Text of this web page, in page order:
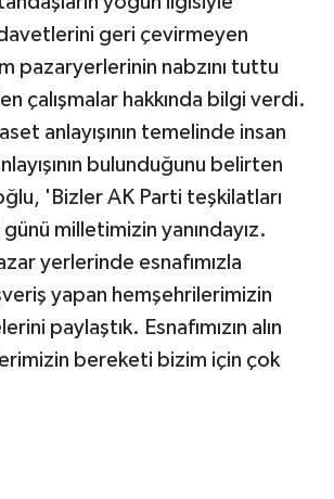
davetlerini geri çevirmeyen
pazaryerlerinin nabzını tuttu
çalışmalar hakkında bilgi verdi.
anlayışının temelinde insan
bulunduğunu belirten
'Bizler AK Parti teşkilatları
günü milletimizin yanındayız.
yerlerinde esnafımızla
yapan hemşehrilerimizin
paylaştık. Esnafımızın alın
bereketi bizim için çok